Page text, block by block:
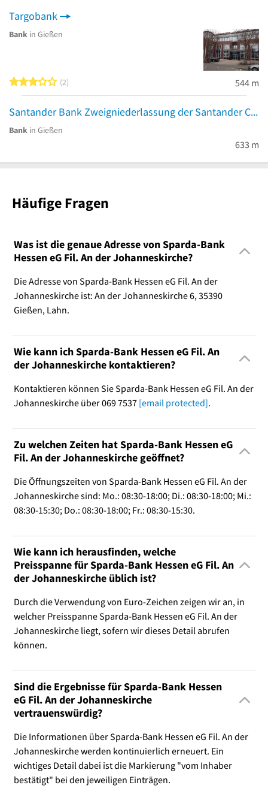
Targobank
Bank in Gießen
3 von 5 Sternen
2 544 m
Santander Bank Zweigniederlassung der Santander Consumer Bank AG
Bank in Gießen
633 m
Häufige Fragen
Was ist die genaue Adresse von Sparda-Bank
Hessen eG Fil. An der Johanneskirche?
Die Adresse von Sparda-Bank Hessen eG Fil. An der
Johanneskirche ist: An der Johanneskirche 6, 35390
Gießen, Lahn.
Wie kann ich Sparda-Bank Hessen eG Fil. An
der Johanneskirche kontaktieren?
Kontaktieren können Sie Sparda-Bank Hessen eG Fil. An der
Johanneskirche über 069 7537 [email protected].
Zu welchen Zeiten hat Sparda-Bank Hessen eG
Fil. An der Johanneskirche geöffnet?
Die Öffnungszeiten von Sparda-Bank Hessen eG Fil. An der
Johanneskirche sind: Mo.: 08:30-18:00; Di.: 08:30-18:00; Mi.:
08:30-15:30; Do.: 08:30-18:00; Fr.: 08:30-15:30.
Wie kann ich herausfinden, welche
Preisspanne für Sparda-Bank Hessen eG Fil. An
der Johanneskirche üblich ist?
Durch die Verwendung von Euro-Zeichen zeigen wir an, in
welcher Preisspanne Sparda-Bank Hessen eG Fil. An der
Johanneskirche liegt, sofern wir dieses Detail abrufen
können.
Sind die Ergebnisse für Sparda-Bank Hessen
eG Fil. An der Johanneskirche
vertrauenswürdig?
Die Informationen über Sparda-Bank Hessen eG Fil. An der
Johanneskirche werden kontinuierlich erneuert. Ein
wichtiges Detail dabei ist die Markierung "vom Inhaber
bestätigt" bei den jeweiligen Einträgen.